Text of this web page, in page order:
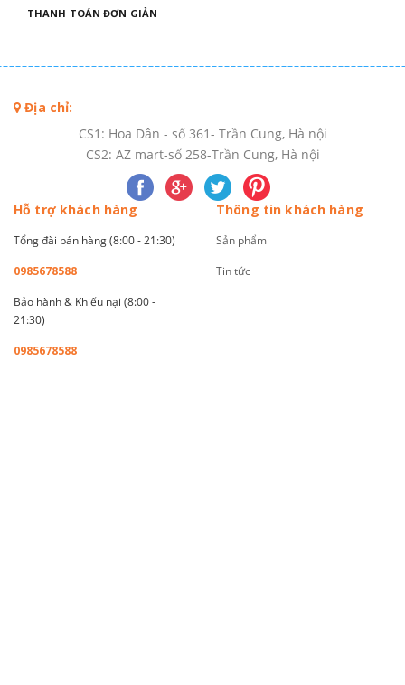
THANH TOÁN ĐƠN GIẢN
Địa chỉ:
CS1: Hoa Dân - số 361- Trần Cung, Hà nội
CS2: AZ mart-số 258-Trần Cung, Hà nội
Hỗ trợ khách hàng
Tổng đài bán hàng (8:00 - 21:30)
0985678588
Bảo hành & Khiếu nại (8:00 -
21:30)
0985678588
Thông tin khách hàng
Sản phẩm
Tin tức